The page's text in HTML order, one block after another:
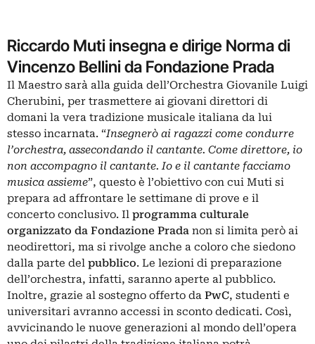
Riccardo Muti insegna e dirige Norma di
Vincenzo Bellini da Fondazione Prada
Il Maestro sarà alla guida dell’Orchestra Giovanile Luigi
Cherubini, per trasmettere ai giovani direttori di
domani la vera tradizione musicale italiana da lui
stesso incarnata. “Insegnerò ai ragazzi come condurre
l’orchestra, assecondando il cantante. Come direttore, io
non accompagno il cantante. Io e il cantante facciamo
musica assieme”, questo è l’obiettivo con cui Muti si
prepara ad affrontare le settimane di prove e il
concerto conclusivo. Il programma culturale
organizzato da Fondazione Prada non si limita però ai
neodirettori, ma si rivolge anche a coloro che siedono
dalla parte del pubblico. Le lezioni di preparazione
dell’orchestra, infatti, saranno aperte al pubblico.
Inoltre, grazie al sostegno offerto da PwC, studenti e
universitari avranno accessi in sconto dedicati. Così,
avvicinando le nuove generazioni al mondo dell’opera